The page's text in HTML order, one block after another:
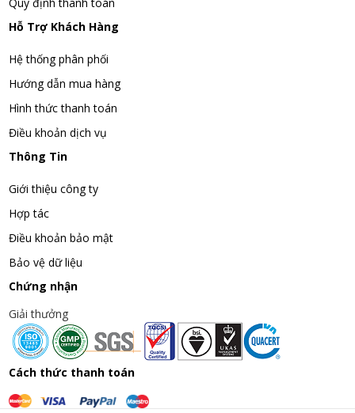
Hỗ Trợ Khách Hàng
Hệ thống phân phối
Hướng dẫn mua hàng
Hình thức thanh toán
Điều khoản dịch vụ
Thông Tin
Giới thiệu công ty
Hợp tác
Điều khoản bảo mật
Bảo vệ dữ liệu
Chứng nhận
Giải thưởng
Cách thức thanh toán